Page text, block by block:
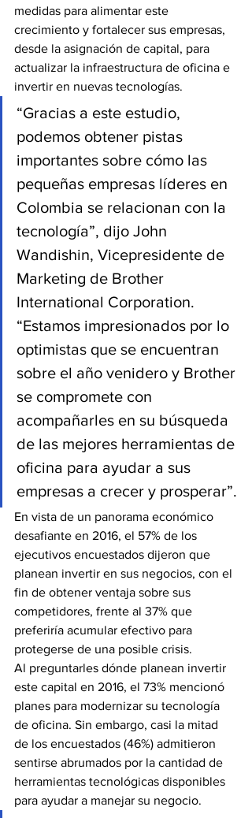
medidas para alimentar este
crecimiento y fortalecer sus empresas,
desde la asignación de capital, para
actualizar la infraestructura de oficina e
invertir en nuevas tecnologías.
“Gracias a este estudio,
podemos obtener pistas
importantes sobre cómo las
pequeñas empresas líderes en
Colombia se relacionan con la
tecnología”, dijo John
Wandishin, Vicepresidente de
Marketing de Brother
International Corporation.
“Estamos impresionados por lo
optimistas que se encuentran
sobre el año venidero y Brother
se compromete con
acompañarles en su búsqueda
de las mejores herramientas de
oficina para ayudar a sus
empresas a crecer y prosperar”.
En vista de un panorama económico
desafiante en 2016, el 57% de los
ejecutivos encuestados dijeron que
planean invertir en sus negocios, con el
fin de obtener ventaja sobre sus
competidores, frente al 37% que
preferiría acumular efectivo para
protegerse de una posible crisis.
Al preguntarles dónde planean invertir
este capital en 2016, el 73% mencionó
planes para modernizar su tecnología
de oficina. Sin embargo, casi la mitad
de los encuestados (46%) admitieron
sentirse abrumados por la cantidad de
herramientas tecnológicas disponibles
para ayudar a manejar su negocio.